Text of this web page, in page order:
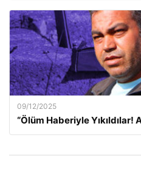
09/12/2025
“Ölüm Haberiyle Yıkıldılar!